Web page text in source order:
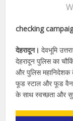
checking
देहरादून। देवभूमि
देहरादून पुलिस का
और पुलिस महानिदेशक
फूड स्टाल और फूड वैन
के साथ स्वच्छता और